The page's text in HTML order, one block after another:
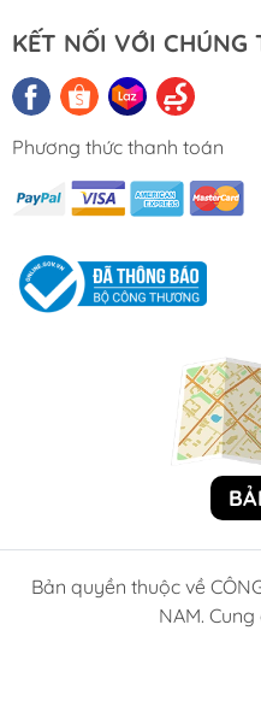
KẾT NỐI VỚI CHÚNG
Phương thức thanh toán
Bản quyền thuộc về
NAM.